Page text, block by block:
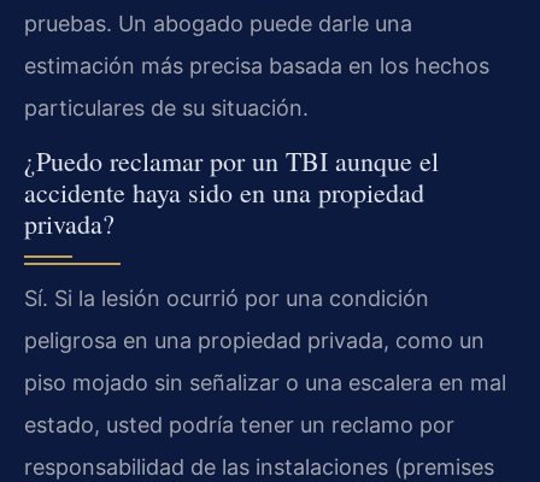
pruebas. Un abogado puede darle una
estimación más precisa basada en los hechos
particulares de su situación.
¿Puedo reclamar por un TBI aunque el
accidente haya sido en una propiedad
privada?
Sí. Si la lesión ocurrió por una condición
peligrosa en una propiedad privada, como un
piso mojado sin señalizar o una escalera en mal
estado, usted podría tener un reclamo por
responsabilidad de las instalaciones (premises